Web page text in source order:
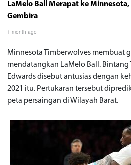
LaMelo Ball Merapat ke
Gembira
1 month ago
Minnesota Timberwolves membuat
mendatangkan LaMelo Ball.
Edwards disebut antusias dengan
2021 itu. Pertukaran tersebut
peta persaingan di Wilayah Barat.